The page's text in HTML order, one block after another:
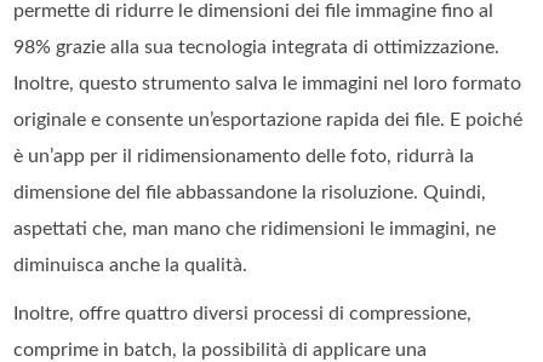
permette di ridurre le dimensioni dei file immagine fino al
98% grazie alla sua tecnologia integrata di ottimizzazione.
Inoltre, questo strumento salva le immagini nel loro formato
originale e consente un’esportazione rapida dei file. E poiché
è un’app per il ridimensionamento delle foto, ridurrà la
dimensione del file abbassandone la risoluzione. Quindi,
aspettati che, man mano che ridimensioni le immagini, ne
diminuisca anche la qualità.
Inoltre, offre quattro diversi processi di compressione,
comprime in batch, la possibilità di applicare una